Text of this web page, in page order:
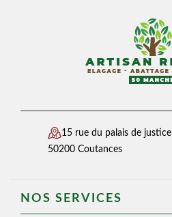
15 rue du palais de justice
50200 Coutances
NOS SERVICES